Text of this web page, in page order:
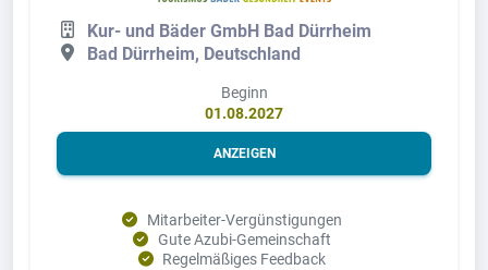
Kur- und Bäder GmbH Bad Dürrheim
Bad Dürrheim, Deutschland
Beginn
01.08.2027
ANZEIGEN
Mitarbeiter-Vergünstigungen
Gute Azubi-Gemeinschaft
Regelmäßiges Feedback